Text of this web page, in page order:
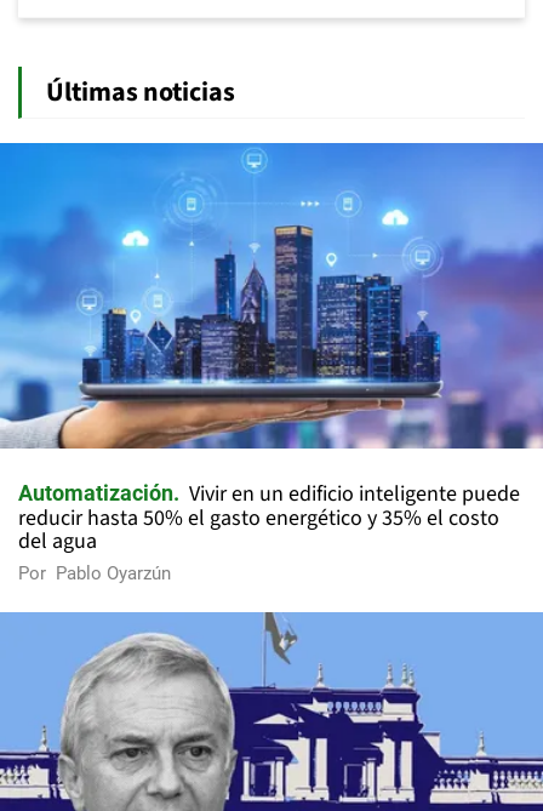
Últimas noticias
Automatización
Vivir en un edificio inteligente puede
reducir hasta 50% el gasto energético y 35% el costo
del agua
Por Pablo Oyarzún